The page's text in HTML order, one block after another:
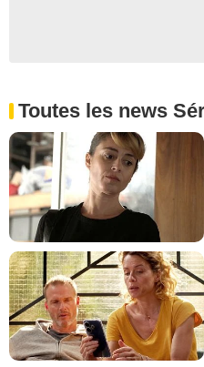
Toutes les news